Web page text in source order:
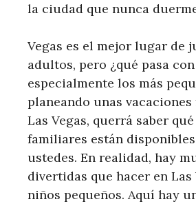
la ciudad que nunca
Vegas es el mejor lugar de
adultos, pero ¿qué pasa
especialmente los más
planeando unas
Las Vegas, querrá saber
familiares están
ustedes. En realidad, hay
divertidas que hacer en Las
niños pequeños. Aquí hay